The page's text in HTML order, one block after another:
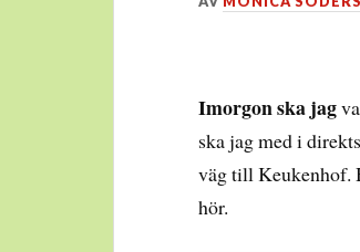
Imorgon ska jag
ska jag med i
väg till Keukenhof.
hör.